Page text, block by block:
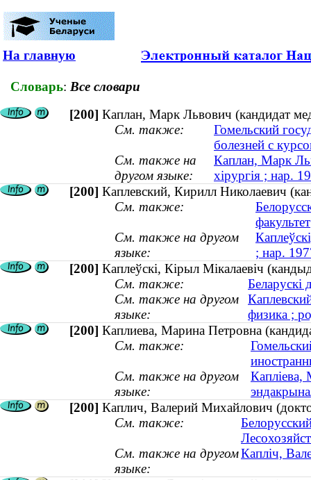
На главную
Словарь: Все словари
[200] Каплан, Марк Львович (кандидат
См. также:
Гомельский
болезней с
См. также на
другом языке:
Каплан, Марк
хірургія ; нар.
[200] Каплевский, Кирилл Николаевич
См. также:
факультет
См. также на другом
языке:
; нар.
[200] Каплеўскі, Кірыл Мікалаевіч
См. также:
Беларускі
См. также на другом
языке:
физика ;
[200] Каплиева, Марина Петровна
См. также:
См. также на другом
языке:
[200] Каплич, Валерий Михайлович
См. также:
См. также на другом
языке:
Капліч,